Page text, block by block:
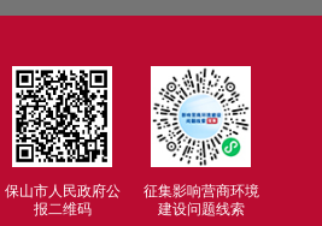
保山市人民政府公
报二维码
征集影响营商环境
建设问题线索